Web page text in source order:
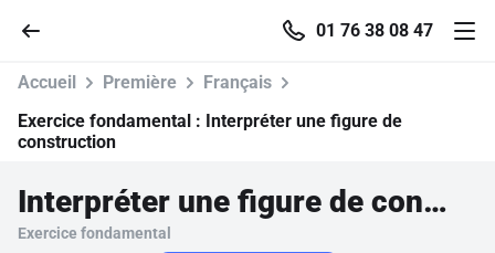
01 76 38 08 47
Parcourir
Accueil Première
Français
Exercice fondamental : Interpréter une figure de
construction
Interpréter une figure de construction
Exercice fondamental